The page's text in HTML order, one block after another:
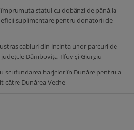
statul cu dobânzi de până la
suplimentare pentru donatorii de
cabluri din incinta unor parcuri de
Dâmboviţa, Ilfov şi Giurgiu
scufundarea barjelor în Dunăre pentru a
către Dunărea Veche